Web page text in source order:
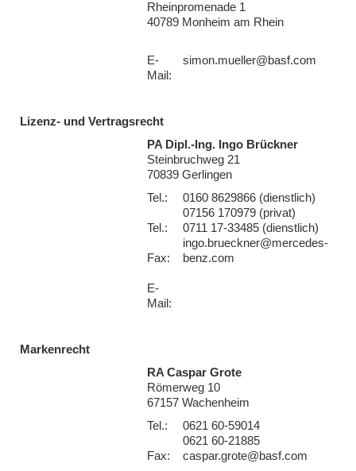
Rheinpromenade 1
40789 Monheim am Rhein
E-
Mail:
simon.mueller@basf.com
Lizenz- und Vertragsrecht
PA Dipl.-Ing. Ingo Brückner
Steinbruchweg 21
70839 Gerlingen
Tel.:
Tel.:
Fax:
E-
Mail:
0160 8629866 (dienstlich)
07156 170979 (privat)
0711 17-33485 (dienstlich)
ingo.brueckner@mercedes-
benz.com
Markenrecht
RA Caspar Grote
Römerweg 10
67157 Wachenheim
Tel.:
Fax:
0621 60-59014
0621 60-21885
caspar.grote@basf.com